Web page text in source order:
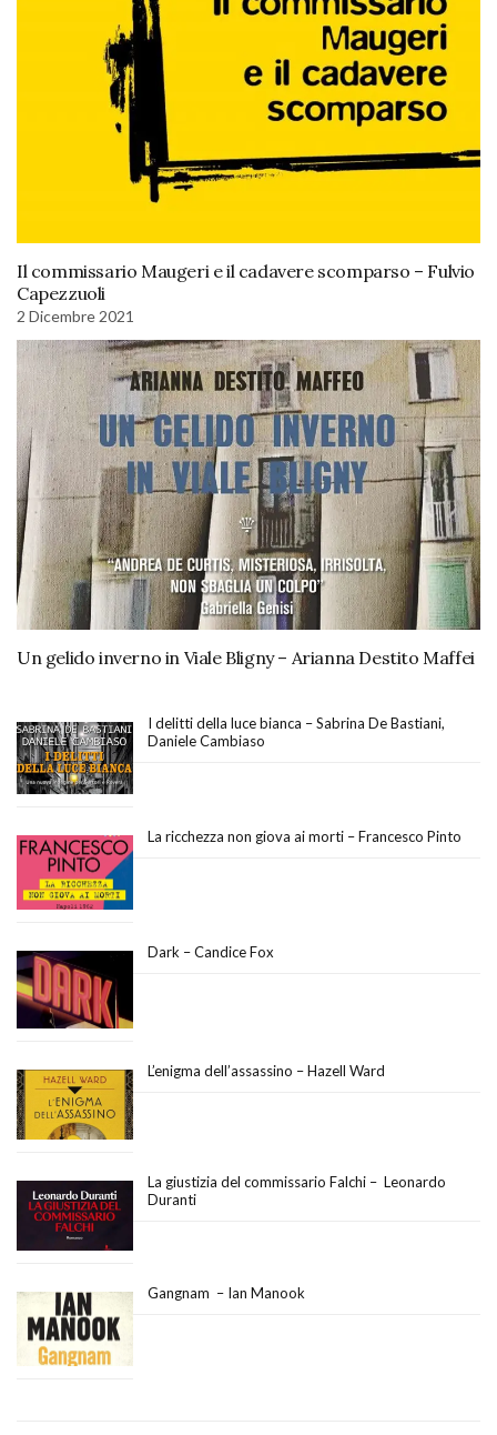
Il commissario Maugeri e il cadavere scomparso – Fulvio
Capezzuoli
2 Dicembre 2021
Un gelido inverno in Viale Bligny – Arianna Destito Maffei
I delitti della luce bianca – Sabrina De Bastiani,
Daniele Cambiaso
La ricchezza non giova ai morti – Francesco Pinto
Dark – Candice Fox
L’enigma dell’assassino – Hazell Ward
La giustizia del commissario Falchi – Leonardo
Duranti
Gangnam – Ian Manook